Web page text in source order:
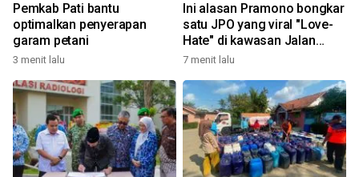
Pemkab Pati bantu
optimalkan penyerapan
garam petani
3 menit lalu
Ini alasan Pramono bongkar
satu JPO yang viral "Love-
Hate" di kawasan Jalan
Rasuna Said
7 menit lalu